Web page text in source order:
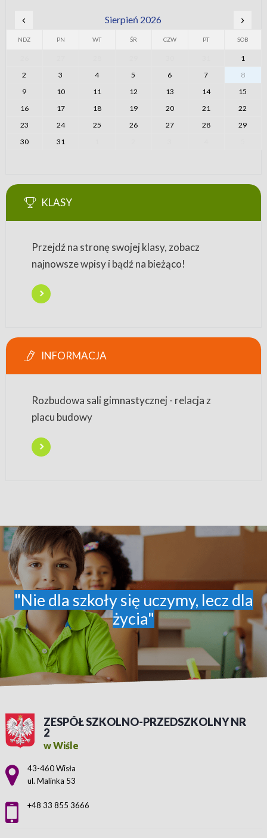
‹ Sierpień 2026 ›
NDZ PN WT ŚR CZW PT SOB
1
2
3 4 5 6 7
8
9
10 11 12 13 14
15
16
17 18 19 20 21
22
23
24 25 26 27 28
29
30
31
KLASY
Przejdź na stronę swojej klasy, zobacz
najnowsze wpisy i bądź na bieżąco!
INFORMACJA
Rozbudowa sali gimnastycznej - relacja z
placu budowy
"Nie dla szkoły się uczymy, lecz dla
życia"
ZESPÓŁ SZKOLNO-PRZEDSZKOLNY NR
2
w Wiśle
Adres pocztowy:
43-460 Wisła
ul. Malinka 53
+48 33 855 3666